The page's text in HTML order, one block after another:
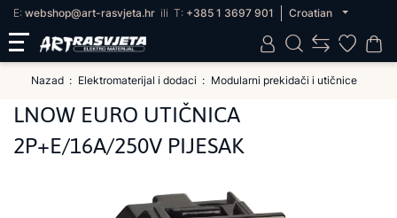
E: webshop@art-rasvjeta.hr ili T: +385 1 3697 901 Croatian
Nazad Elektromaterijal i dodaci Modularni prekidači i utičnice
LNOW EURO UTIČNICA
2P+E/16A/250V PIJESAK